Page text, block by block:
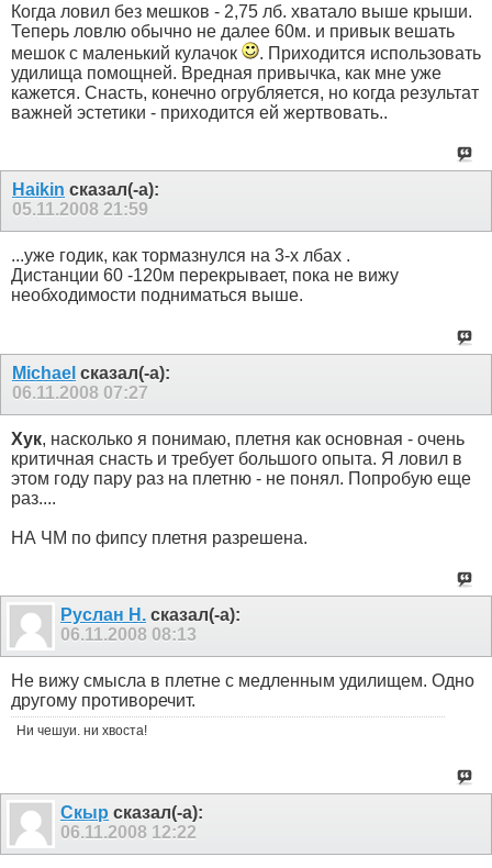
Когда ловил без мешков - 2,75 лб. хватало выше крыши.
Теперь ловлю обычно не далее 60м. и привык вешать
мешок с маленький кулачок
. Приходится использовать
удилища помощней. Вредная привычка, как мне уже
кажется. Снасть, конечно огрубляется, но когда результат
важней эстетики - приходится ей жертвовать..
Haikin сказал(-а):
05.11.2008 21:59
...уже годик, как тормазнулся на 3-х лбах .
Дистанции 60 -120м перекрывает, пока не вижу
необходимости подниматься выше.
Michael сказал(-а):
06.11.2008 07:27
Хук, насколько я понимаю, плетня как основная - очень
критичная снасть и требует большого опыта. Я ловил в
этом году пару раз на плетню - не понял. Попробую еще
раз....
НА ЧМ по фипсу плетня разрешена.
Руслан Н. сказал(-а):
06.11.2008 08:13
Не вижу смысла в плетне с медленным удилищем. Одно
другому противоречит.
Ни чешуи. ни хвоста!
Скыр сказал(-а):
06.11.2008 12:22